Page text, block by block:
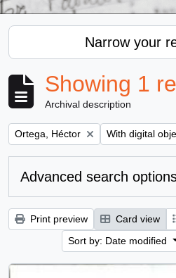
Narrow your
Showing 1
Archival description
Remove filter:
Ortega, Héctor Remove filter:
With digital
Advanced search
Print preview Card view
Sort by: Date modified